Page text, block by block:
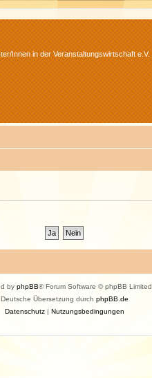
Innen in der Veranstaltungswirtschaft e.V.
by phpBB® Forum Software © phpBB Limited
Deutsche Übersetzung durch phpBB.de
Datenschutz| Nutzungsbedingungen